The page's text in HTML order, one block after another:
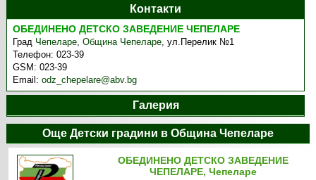
Контакти
ОБЕДИНЕНО ДЕТСКО ЗАВЕДЕНИЕ ЧЕПЕЛАРЕ
Град Чепеларе,Община Чепеларе,ул.Перелик №1
Телефон:023-39
GSM:023-39
Email:odz_chepelare@abv.bg
Галерия
Още Детски градини в Община Чепеларе
ОБЕДИНЕНО ДЕТСКО ЗАВЕДЕНИЕ
ЧЕПЕЛАРЕ, Чепеларе